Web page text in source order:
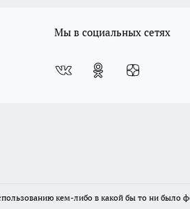
Мы в социальных сетях
кем-либо в какой бы то ни было